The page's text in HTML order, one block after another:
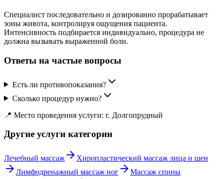
Специалист последовательно и дозированно прорабатывает
зоны живота, контролируя ощущения пациента.
Интенсивность подбирается индивидуально, процедура не
должна вызывать выраженной боли.
Ответы на частые вопросы
Есть ли противопоказания?
Сколько процедур нужно?
📍 Место проведения услуги: г. Долгопрудный
Другие услуги категории
Лечебный массаж
Хиропластический массаж лица и шеи
Лимфодренажный массаж ног
Массаж спины